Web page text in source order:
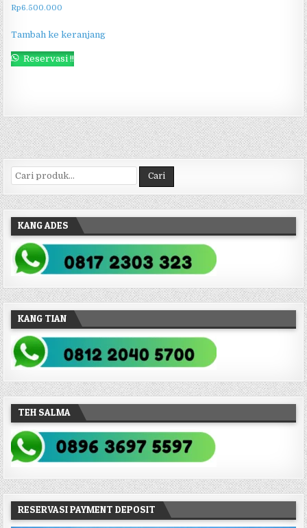
Rp6.500.000
Tambah ke keranjang
Reservasi !!
Pencarian untuk: Cari
KANG ADES
KANG TIAN
TEH SALMA
RESERVASI PAYMENT DEPOSIT